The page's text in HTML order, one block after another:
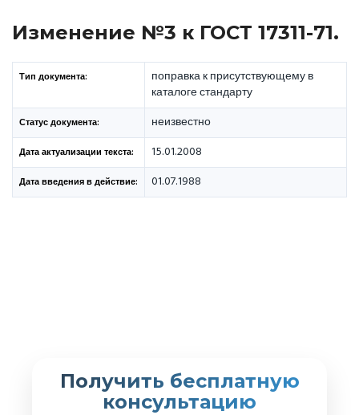
Изменение №3 к ГОСТ 17311-71.
Тип документа:
поправка к присутствующему в
каталоге стандарту
Статус документа: неизвестно
Дата актуализации текста: 15.01.2008
Дата введения в действие: 01.07.1988
Получить бесплатную
консультацию